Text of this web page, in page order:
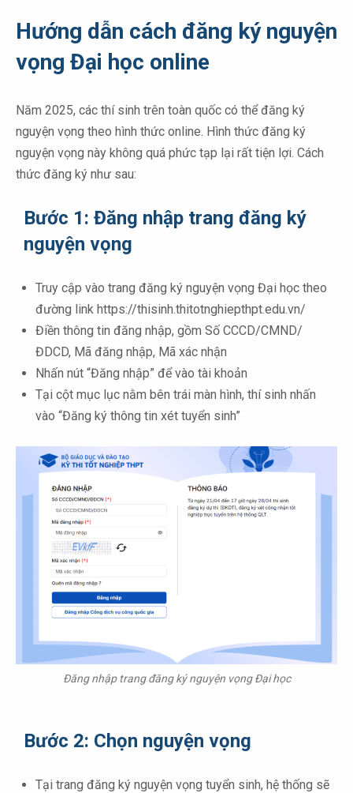
Hướng dẫn cách đăng ký nguyện
vọng Đại học online
Năm 2025, các thí sinh trên toàn quốc có thể đăng ký
nguyện vọng theo hình thức online. Hình thức đăng ký
nguyện vọng này không quá phức tạp lại rất tiện lợi. Cách
thức đăng ký như sau:
Bước 1: Đăng nhập trang đăng ký
nguyện vọng
Truy cập vào trang đăng ký nguyện vọng Đại học theo
đường link https://thisinh.thitotnghiepthpt.edu.vn/
Điền thông tin đăng nhập, gồm Số CCCD/CMND/
ĐDCD, Mã đăng nhập, Mã xác nhận
Nhấn nút “Đăng nhập” để vào tài khoản
Tại cột mục lục nằm bên trái màn hình, thí sinh nhấn
vào “Đăng ký thông tin xét tuyển sinh”
Đăng nhập trang đăng ký nguyện vọng Đại học
Bước 2: Chọn nguyện vọng
Tại trang đăng ký nguyện vọng tuyển sinh, hệ thống sẽ